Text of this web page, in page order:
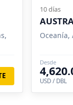
10 días
Oceanía,
Desde
USD / DBL